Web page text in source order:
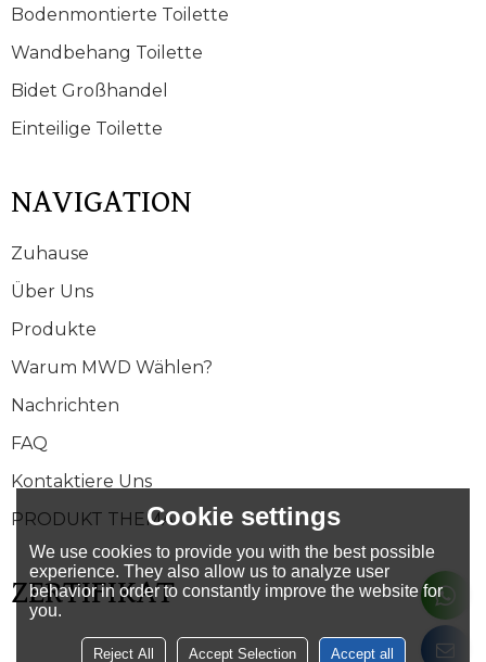
Bodenmontierte Toilette
Wandbehang Toilette
Bidet Großhandel
Einteilige Toilette
NAVIGATION
Zuhause
Über Uns
Produkte
Warum MWD Wählen?
Nachrichten
FAQ
Kontaktiere Uns
PRODUKT THEMA
ZERTIFIKAT
Cookie settings
We use cookies to provide you with the best possible
experience. They also allow us to analyze user
behavior in order to constantly improve the website for
you.
Reject All Accept Selection Accept all